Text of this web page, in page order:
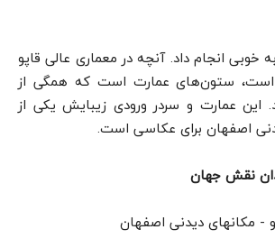
خوبی انجام داد. آنچه در معماری عالی قاپو
است، ستون‌های عمارت است که همگی از
عمارت و سردر ورودی زیبایش یکی از
اصفهان برای عکاسی است.
نقش جهان